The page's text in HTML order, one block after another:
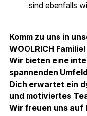
sind ebenfalls
Komm zu uns in
WOOLRICH Familie!
Wir bieten eine
spannenden
Dich erwartet ein
und motiviertes
Wir freuen uns auf